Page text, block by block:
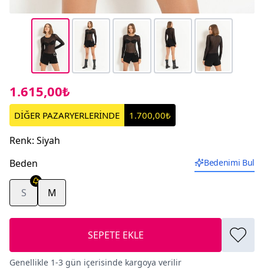
1.615,00₺
DİĞER PAZARYERLERİNDE 1.700,00₺
Renk: Siyah
Beden
Bedenimi Bul
S M
SEPETE EKLE
Genellikle 1-3 gün içerisinde kargoya verilir